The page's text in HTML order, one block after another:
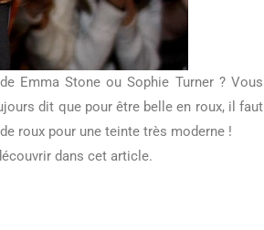
Emma Stone ou Sophie Turner ? Vous
dit que pour être belle en roux, il faut
roux pour une teinte très moderne !
dans cet article.